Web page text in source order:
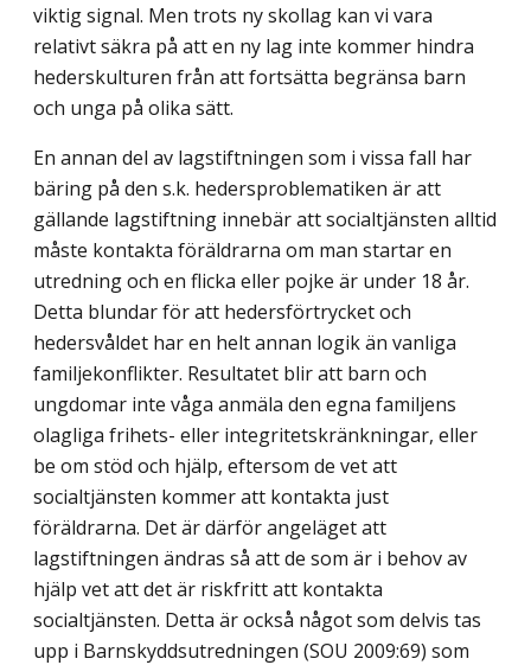
viktig signal. Men trots ny skollag kan vi vara
relativt säkra på att en ny lag inte kommer hindra
hederskulturen från att fortsätta begränsa barn
och unga på olika sätt.
En annan del av lagstiftningen som i vissa fall har
bäring på den s.k. hedersproblematiken är att
gällande lagstiftning innebär att socialtjänsten alltid
måste kontakta föräldrarna om man startar en
utredning och en flicka eller pojke är under 18 år.
Detta blundar för att hedersförtrycket och
hedersvåldet har en helt annan logik än vanliga
familjekonflikter. Resultatet blir att barn och
ungdomar inte våga anmäla den egna familjens
olagliga frihets- eller integritetskränkningar, eller
be om stöd och hjälp, eftersom de vet att
socialtjänsten kommer att kontakta just
föräldrarna. Det är därför angeläget att
lagstiftningen ändras så att de som är i behov av
hjälp vet att det är riskfritt att kontakta
socialtjänsten. Detta är också något som delvis tas
upp i Barnskyddsutredningen (SOU 2009:69) som